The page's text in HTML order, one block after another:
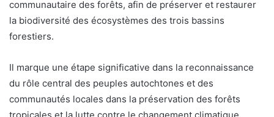
communautaire des forêts, afin de préserver et restaurer
la biodiversité des écosystèmes des trois bassins
forestiers.
Il marque une étape significative dans la reconnaissance
du rôle central des peuples autochtones et des
communautés locales dans la préservation des forêts